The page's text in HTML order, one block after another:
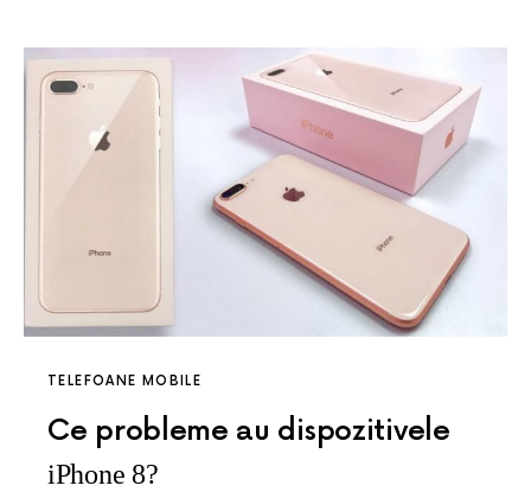
TELEFOANE MOBILE
Ce probleme au dispozitivele
iPhone 8?